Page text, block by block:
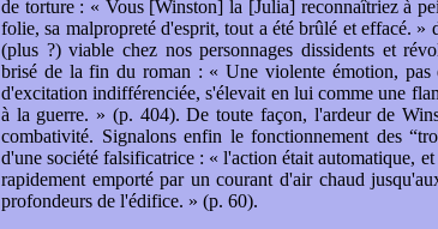
de torture : « Vous [Winston] la [Julia] reconnaîtriez à
folie, sa malpropreté d'esprit, tout a été brûlé et effacé.
(plus ?) viable chez nos personnages dissidents et
brisé de la fin du roman : « Une violente émotion, pas
d'excitation indifférenciée, s'élevait en lui comme une
à la guerre. » (p. 404). De toute façon, l'ardeur de
combativité. Signalons enfin le fonctionnement des
d'une société falsificatrice : « l'action était automatique,
rapidement emporté par un courant d'air chaud
profondeurs de l'édifice. » (p. 60).